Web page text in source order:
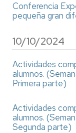
Conferencia
pequeña gran
10/10/2024
Actividades
alumnos.
Primera parte)
Actividades
alumnos.
Segunda parte)